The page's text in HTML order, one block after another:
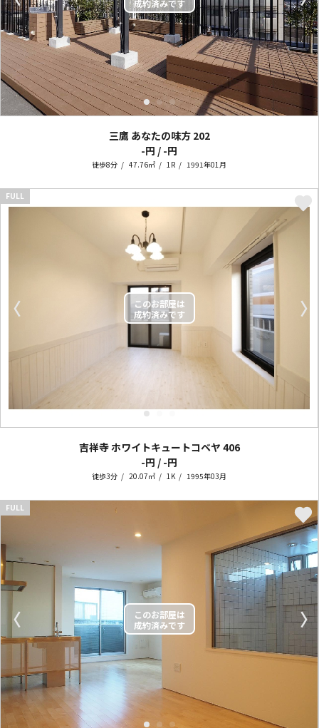
三鷹 あなたの味方 202
-円 / -円
徒歩8分 47.76㎡ 1R 1991年01月
〈 〉
FULL
吉祥寺 ホワイトキュートコベヤ 406
-円 / -円
徒歩3分 20.07㎡ 1K 1995年03月
〈 〉
FULL